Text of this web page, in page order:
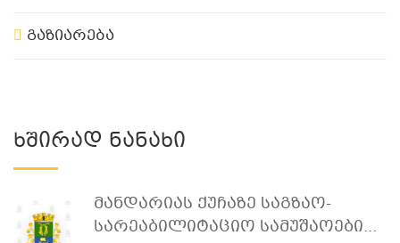
გაზიარება
Ხშირად Ნანახი
Მანდარიას Ქუჩაზე Საგზაო-
Სარეაბილიტაციო Სამუშაოები...